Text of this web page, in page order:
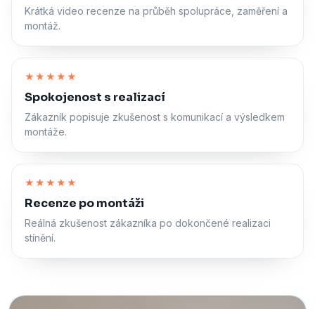
Krátká video recenze na průběh spolupráce, zaměření a
montáž.
★★★★★
Spokojenost s realizací
Zákazník popisuje zkušenost s komunikací a výsledkem
montáže.
★★★★★
Recenze po montáži
Reálná zkušenost zákazníka po dokončené realizaci
stínění.